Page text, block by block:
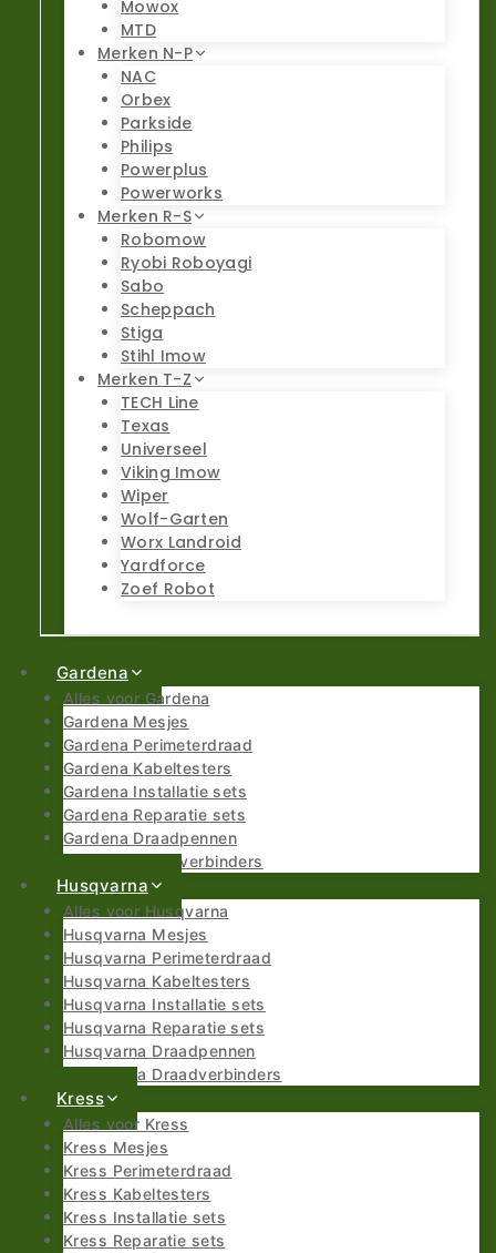
Mowox
MTD
Merken N-P
NAC
Orbex
Parkside
Philips
Powerplus
Powerworks
Merken R-S
Robomow
Ryobi Roboyagi
Sabo
Scheppach
Stiga
Stihl Imow
Merken T-Z
TECH Line
Texas
Universeel
Viking Imow
Wiper
Wolf-Garten
Worx Landroid
Yardforce
Zoef Robot
Gardena
Alles voor Gardena
Gardena Mesjes
Gardena Perimeterdraad
Gardena Kabeltesters
Gardena Installatie sets
Gardena Reparatie sets
Gardena Draadpennen
Gardena Draadverbinders
Husqvarna
Alles voor Husqvarna
Husqvarna Mesjes
Husqvarna Perimeterdraad
Husqvarna Kabeltesters
Husqvarna Installatie sets
Husqvarna Reparatie sets
Husqvarna Draadpennen
Husqvarna Draadverbinders
Kress
Alles voor Kress
Kress Mesjes
Kress Perimeterdraad
Kress Kabeltesters
Kress Installatie sets
Kress Reparatie sets